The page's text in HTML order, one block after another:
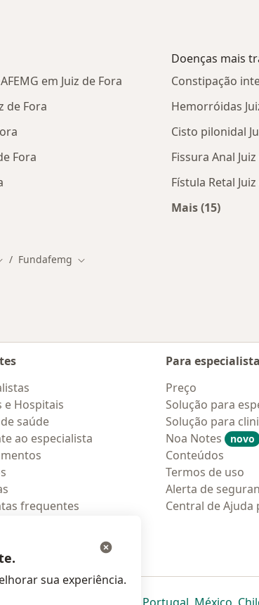
em Juiz de Fora
de Fora
Fora
Doenças mais
Constipação
Hemorróidas
Cisto pilonidal
Fissura Anal
Fístula Retal
Mais (15)
de cidade
Fundafemg Mudar de cidade
e Hospitais
saúde
ao especialista
frequentes
Para
Preço
Solução para
Solução para
Noa Notes
novo
Conteúdos
Termos de uso
Alerta de
Central de Ajuda
abre num novo separadorabre num novo separador
abre num novo
abre numabre
sua experiência.